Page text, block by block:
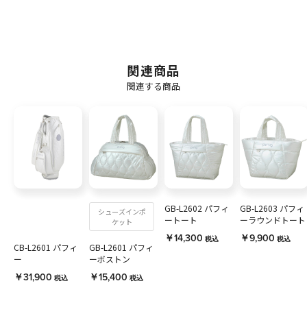
関連商品
関連する商品
CB-L2601 パフィ
ー
￥31,900 税込
シューズインポ
ケット
GB-L2601 パフィ
ーボストン
￥15,400 税込
GB-L2602 パフィ
ートート
￥14,300 税込
GB-L2603 パフィ
ーラウンドトート
￥9,900 税込